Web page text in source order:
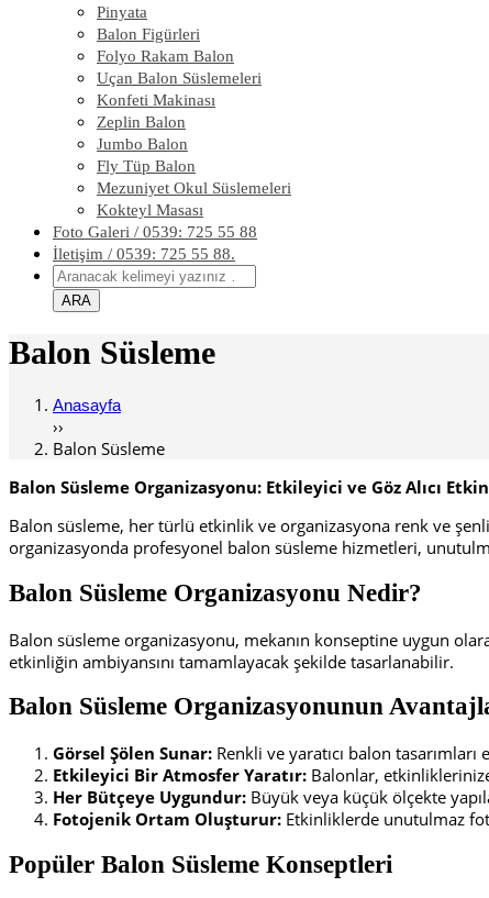
Pinyata
Balon Figürleri
Folyo Rakam Balon
Uçan Balon Süslemeleri
Konfeti Makinası
Zeplin Balon
Jumbo Balon
Fly Tüp Balon
Mezuniyet Okul Süslemeleri
Kokteyl Masası
Foto Galeri / 0539: 725 55 88
İletişim / 0539: 725 55 88.
Balon Süsleme
Anasayfa
››
Balon Süsleme
Balon Süsleme Organizasyonu: Etkileyici ve Göz Alıcı
Balon süsleme, her türlü etkinlik ve organizasyona renk ve
organizasyonda profesyonel balon süsleme hizmetleri,
Balon Süsleme Organizasyonu Nedir?
Balon süsleme organizasyonu, mekanın konseptine uygun
etkinliğin ambiyansını tamamlayacak şekilde tasarlanabilir.
Balon Süsleme Organizasyonunun
Görsel Şölen Sunar: Renkli ve yaratıcı balon
Etkileyici Bir Atmosfer Yaratır: Balonlar,
Her Bütçeye Uygundur: Büyük veya küçük ölçekte
Fotojenik Ortam Oluşturur: Etkinliklerde unutulmaz
Popüler Balon Süsleme Konseptleri